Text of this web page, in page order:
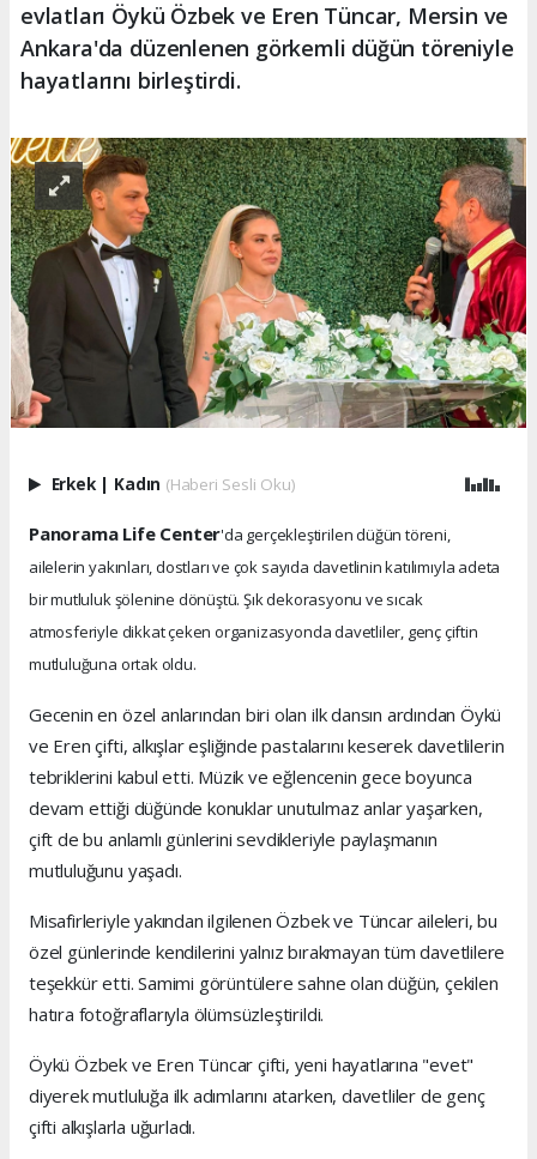
evlatları Öykü Özbek ve Eren Tüncar, Mersin ve
Ankara'da düzenlenen görkemli düğün töreniyle
hayatlarını birleştirdi.
Erkek | Kadın (Haberi Sesli Oku)
Panorama Life Center'da gerçekleştirilen düğün töreni,
ailelerin yakınları, dostları ve çok sayıda davetlinin katılımıyla adeta
bir mutluluk şölenine dönüştü. Şık dekorasyonu ve sıcak
atmosferiyle dikkat çeken organizasyonda davetliler, genç çiftin
mutluluğuna ortak oldu.
Gecenin en özel anlarından biri olan ilk dansın ardından Öykü
ve Eren çifti, alkışlar eşliğinde pastalarını keserek davetlilerin
tebriklerini kabul etti. Müzik ve eğlencenin gece boyunca
devam ettiği düğünde konuklar unutulmaz anlar yaşarken,
çift de bu anlamlı günlerini sevdikleriyle paylaşmanın
mutluluğunu yaşadı.
Misafirleriyle yakından ilgilenen Özbek ve Tüncar aileleri, bu
özel günlerinde kendilerini yalnız bırakmayan tüm davetlilere
teşekkür etti. Samimi görüntülere sahne olan düğün, çekilen
hatıra fotoğraflarıyla ölümsüzleştirildi.
Öykü Özbek ve Eren Tüncar çifti, yeni hayatlarına "evet"
diyerek mutluluğa ilk adımlarını atarken, davetliler de genç
çifti alkışlarla uğurladı.